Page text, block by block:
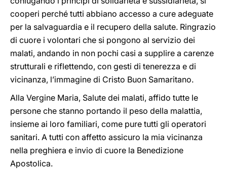
cooperi perché tutti abbiano accesso a cure adeguate
per la salvaguardia e il recupero della salute. Ringrazio
di cuore i volontari che si pongono al servizio dei
malati, andando in non pochi casi a supplire a carenze
strutturali e riflettendo, con gesti di tenerezza e di
vicinanza, l’immagine di Cristo Buon Samaritano.
Alla Vergine Maria, Salute dei malati, affido tutte le
persone che stanno portando il peso della malattia,
insieme ai loro familiari, come pure tutti gli operatori
sanitari. A tutti con affetto assicuro la mia vicinanza
nella preghiera e invio di cuore la Benedizione
Apostolica.